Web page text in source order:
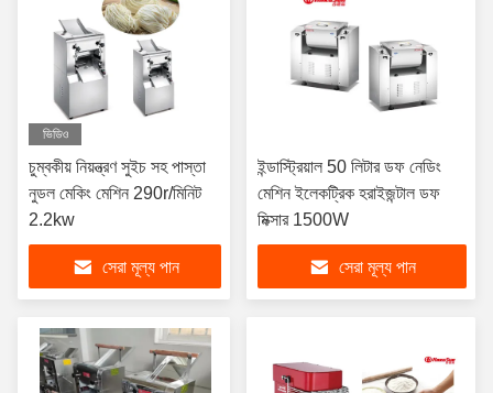
ভিডিও
চুম্বকীয় নিয়ন্ত্রণ সুইচ সহ পাস্তা
নুডল মেকিং মেশিন 290r/মিনিট
2.2kw
সেরা মূল্য পান
ইন্ডাস্ট্রিয়াল 50 লিটার ডফ নেডিং
মেশিন ইলেকট্রিক হরাইজন্টাল ডফ
মিক্সার 1500W
সেরা মূল্য পান